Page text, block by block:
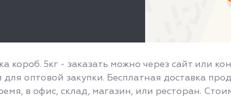
короб. 5кг - заказать можно через сайт или
оптовой закупки. Бесплатная доставка
в офис, склад, магазин, или ресторан.